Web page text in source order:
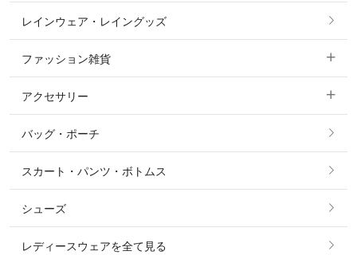
ニット・セーター
シャツ・ブラウス・ワンピース
ジャケット・ブルゾン
すべての競技用ウェア
ショージャケット
ショーシャツ
レインウェア・レイングッズ
ファッション雑貨
すべてのファッション雑貨
ソックス
ベルト
アクセサリー
すべてのアクセサリー
リング
ピアス・イヤリング
バッグ・ポーチ
スカート・パンツ・ボトムス
シューズ
レディースウェアを全て見る